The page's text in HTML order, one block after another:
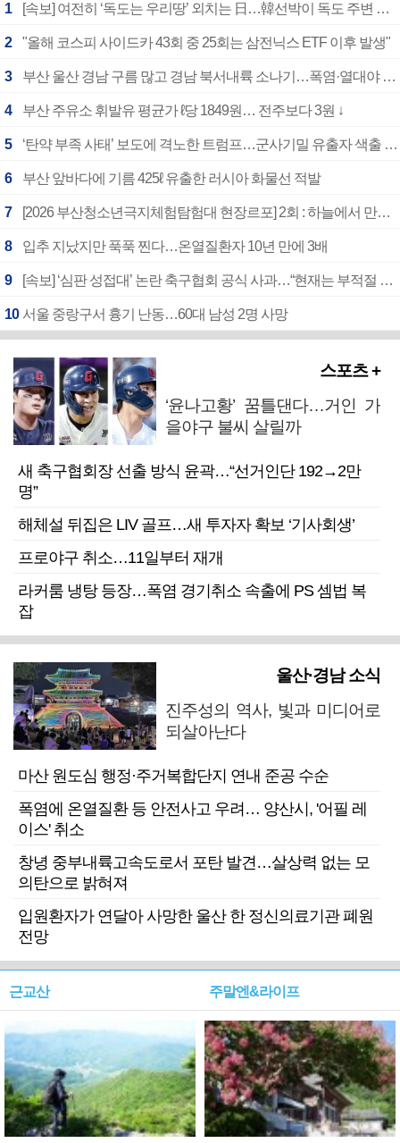
1 [속보] 여전히 ‘독도는 우리땅’ 외치는 日…韓선박이 독도 주변 해양조사 활동하자 반발
2 "올해 코스피 사이드카 43회 중 25회는 삼전닉스 ETF 이후 발생"
3 부산 울산 경남 구름 많고 경남 북서내륙 소나기…폭염·열대야 계속
4 부산 주유소 휘발유 평균가 ℓ당 1849원… 전주보다 3원 ↓
5 ‘탄약 부족 사태’ 보도에 격노한 트럼프…군사기밀 유출자 색출 지시
6 부산 앞바다에 기름 425ℓ 유출한 러시아 화물선 적발
7 [2026 부산청소년극지체험탐험대 현장르포] 2회 : 하늘에서 만난 얼음의 나라
8 입추 지났지만 푹푹 찐다…온열질환자 10년 만에 3배
9 [속보] ‘심판 성접대’ 논란 축구협회 공식 사과…“현재는 부적절 행위 없어”
10 서울 중랑구서 흉기 난동…60대 남성 2명 사망
스포츠 +
‘윤나고황’ 꿈틀댄다…거인 가
을야구 불씨 살릴까
새 축구협회장 선출 방식 윤곽…“선거인단 192→2만
명”
해체설 뒤집은 LIV 골프…새 투자자 확보 ‘기사회생’
프로야구 취소…11일부터 재개
라커룸 냉탕 등장…폭염 경기취소 속출에 PS 셈법 복
잡
울산·경남 소식
진주성의 역사, 빛과 미디어로
되살아난다
마산 원도심 행정·주거복합단지 연내 준공 수순
폭염에 온열질환 등 안전사고 우려… 양산시, '어필 레
이스' 취소
창녕 중부내륙고속도로서 포탄 발견…살상력 없는 모
의탄으로 밝혀져
입원환자가 연달아 사망한 울산 한 정신의료기관 폐원
전망
근교산 주말엔&라이프